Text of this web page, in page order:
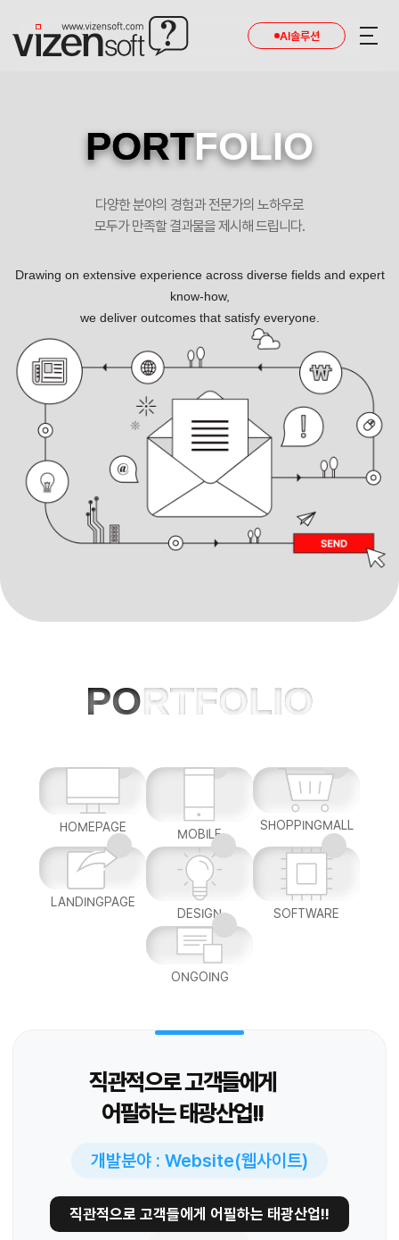
AI솔루션
직관적으로 고객들에게 어필하는 태광산업!! 포트폴리오
PORTFOLIO
다양한 분야의 경험과 전문가의 노하우로
모두가 만족할 결과물을 제시해 드립니다.
Drawing on extensive experience across diverse fields and expert
know-how,
we deliver outcomes that satisfy everyone.
PORTFOLIO
HOMEPAGE MOBILE
SHOPPINGMALL
LANDINGPAGE
DESIGN
SOFTWARE
ONGOING
직관적으로 고객들에게
어필하는 태광산업!!
개발분야 : Website(웹사이트)
직관적으로 고객들에게 어필하는 태광산업!!